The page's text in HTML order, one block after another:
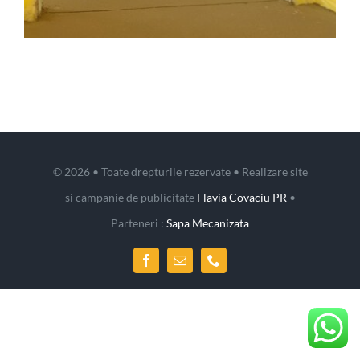
Ce este sapa mecanizata?
© 2026 • Toate drepturile rezervate • Realizare site
si campanie de publicitate Flavia Covaciu PR •
Parteneri : Sapa Mecanizata